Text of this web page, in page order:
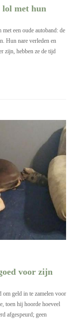
lol met hun
een oude autoband: de
Hun nare verleden en
zijn, hebben ze de tijd
voor zijn
om geld in te zamelen voor
toen hij hoorde hoeveel
afgespeurd; geen